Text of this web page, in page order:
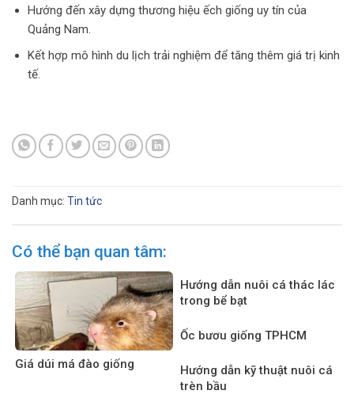
Hướng đến xây dựng thương hiệu ếch giống uy tín của
Quảng Nam.
Kết hợp mô hình du lịch trải nghiệm để tăng thêm giá trị kinh
tế.
Danh mục: Tin tức
Có thể bạn quan tâm:
Giá dúi má đào giống
Hướng dẫn nuôi cá thác lác
trong bể bạt
Ốc bươu giống TPHCM
Hướng dẫn kỹ thuật nuôi cá
trèn bầu